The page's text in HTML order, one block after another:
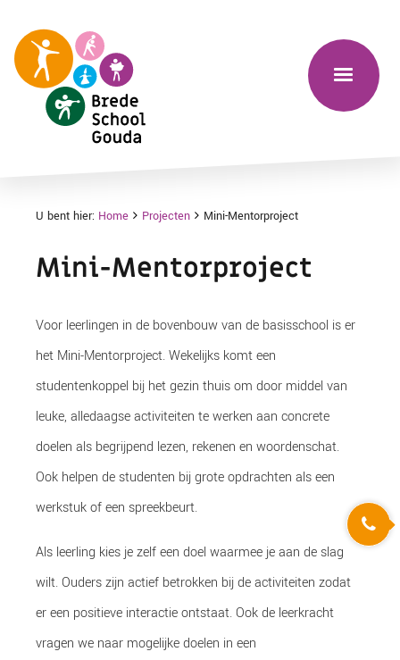
U bent hier: Home Projecten Mini-Mentorproject
Mini-Mentorproject
Voor leerlingen in de bovenbouw van de basisschool is er
het Mini-Mentorproject. Wekelijks komt een
studentenkoppel bij het gezin thuis om door middel van
leuke, alledaagse activiteiten te werken aan concrete
doelen als begrijpend lezen, rekenen en woordenschat.
Ook helpen de studenten bij grote opdrachten als een
werkstuk of een spreekbeurt.
Als leerling kies je zelf een doel waarmee je aan de slag
wilt. Ouders zijn actief betrokken bij de activiteiten zodat
er een positieve interactie ontstaat. Ook de leerkracht
vragen we naar mogelijke doelen in een